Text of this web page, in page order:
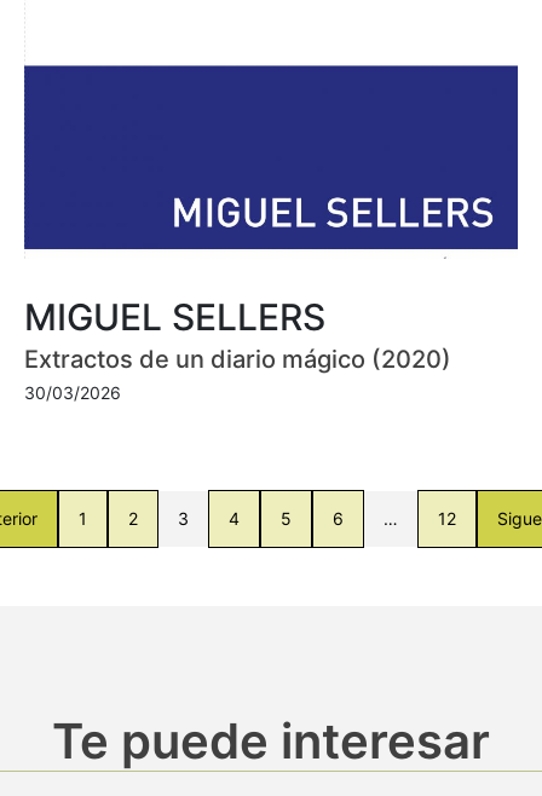
MIGUEL SELLERS
Extractos de un diario mágico (2020)
30/03/2026
1 2 3 4 5 6 … 12
Te puede interesar